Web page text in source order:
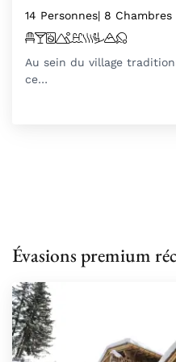
14 Personnes| 8 Chambres
Au sein du village
ce…
Évasions premium